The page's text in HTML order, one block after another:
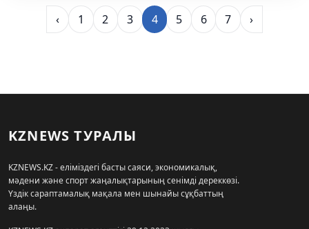
‹ 1 2 3 4 5 6 7 ›
KZNEWS ТУРАЛЫ
KZNEWS.KZ - еліміздегі басты саяси, экономикалық,
мәдени және спорт жаңалықтарының сенімді дереккөзі.
Үздік сараптамалық мақала мен шынайы сұқбаттың
алаңы.